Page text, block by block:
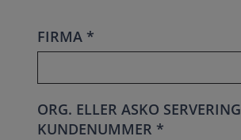
FIRMA *
ORG. ELLER ASKO SERVERING
KUNDENUMMER *